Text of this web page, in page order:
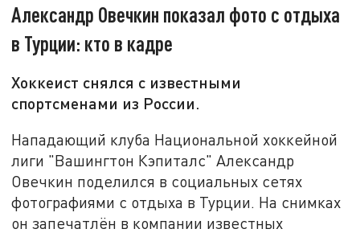
Александр Овечкин показал фото с отдыха
в Турции: кто в кадре
Хоккеист снялся с известными
спортсменами из России.
Нападающий клуба Национальной хоккейной
лиги "Вашингтон Кэпиталс" Александр
Овечкин поделился в социальных сетях
фотографиями с отдыха в Турции. На снимках
он запечатлён в компании известных